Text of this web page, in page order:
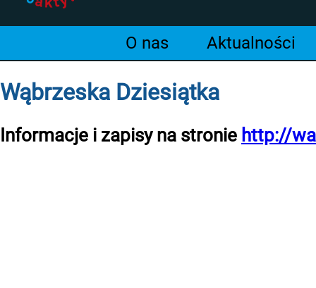
O nas Aktualności
Wąbrzeska Dziesiątka
Informacje i zapisy na stronie http://